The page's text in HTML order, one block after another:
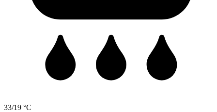
33/19 °C